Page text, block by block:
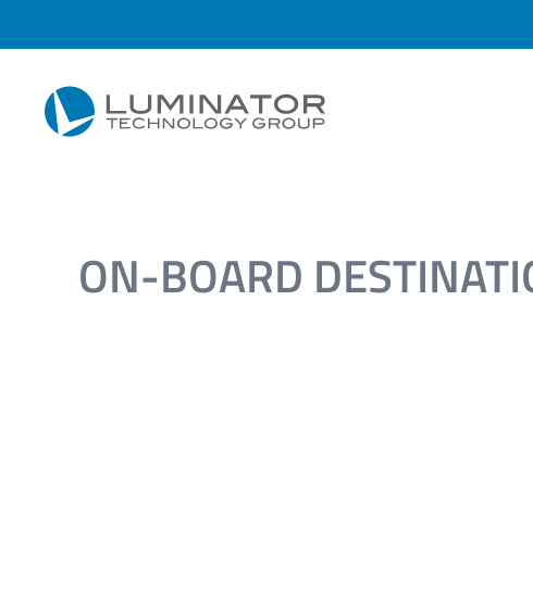
Przejdź do głównej treści
ON-BOARD